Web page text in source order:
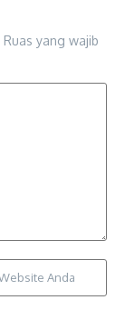
Ruas yang wajib